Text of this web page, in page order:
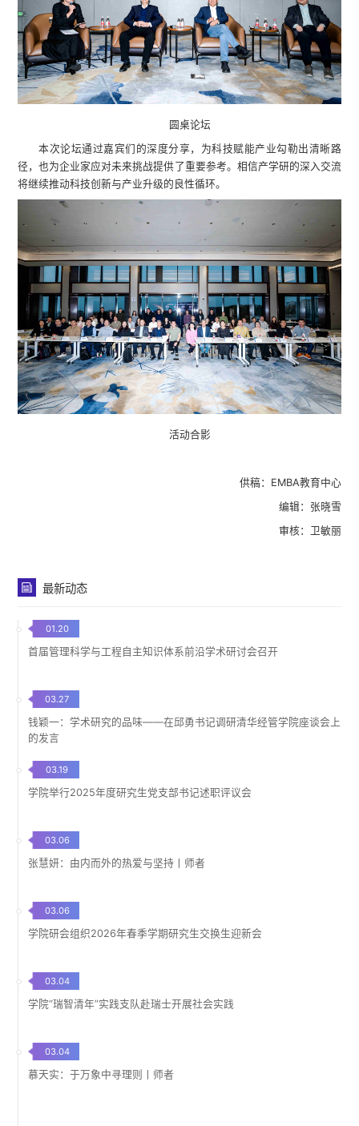
圆桌论坛
本次论坛通过嘉宾们的深度分享，为科技赋能产业勾勒出清晰路
径，也为企业家应对未来挑战提供了重要参考。相信产学研的深入交流
将继续推动科技创新与产业升级的良性循环。
活动合影
供稿：EMBA教育中心
编辑：张晓雪
审核：卫敏丽
最新动态
01.20
首届管理科学与工程自主知识体系前沿学术研讨会召开
03.27
钱颖一：学术研究的品味——在邱勇书记调研清华经管学院座谈会上
的发言
03.19
学院举行2025年度研究生党支部书记述职评议会
03.06
张慧妍：由内而外的热爱与坚持丨师者
03.06
学院研会组织2026年春季学期研究生交换生迎新会
03.04
学院“瑞智清年”实践支队赴瑞士开展社会实践
03.04
慕天实：于万象中寻理则丨师者